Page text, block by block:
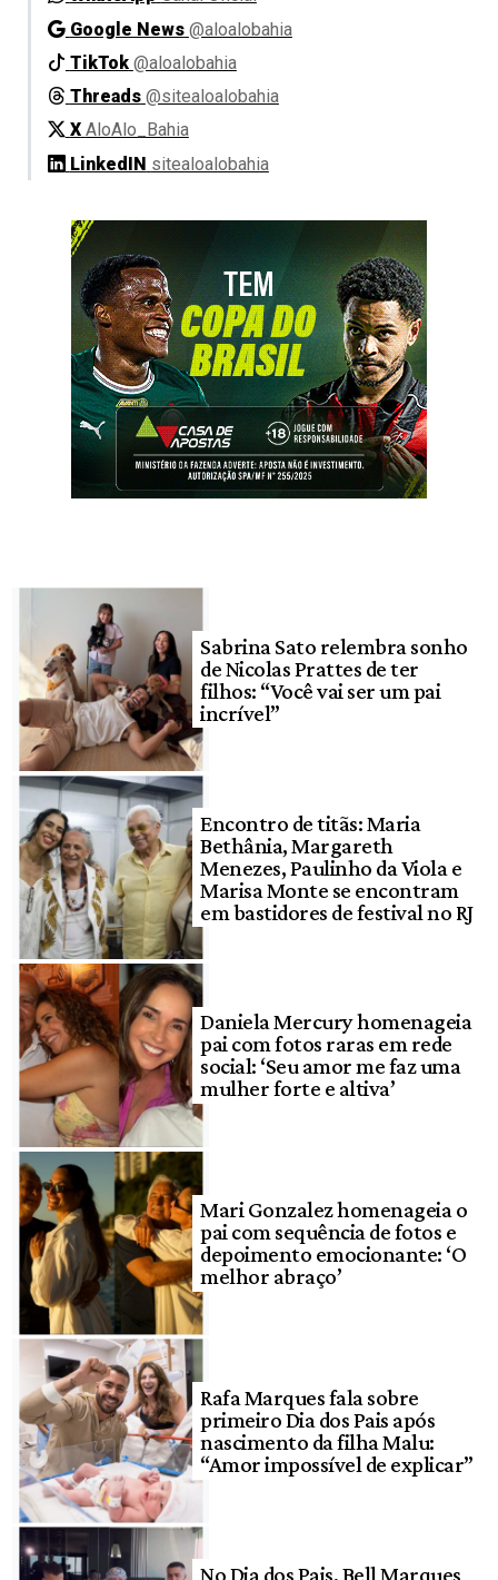
Google News @aloalobahia
TikTok @aloalobahia
Threads @sitealoalobahia
X AloAlo_Bahia
LinkedIN sitealoalobahia
Sabrina Sato relembra sonho
de Nicolas Prattes de ter
filhos: “Você vai ser um pai
incrível”
Encontro de titãs: Maria
Bethânia, Margareth
Menezes, Paulinho da Viola e
Marisa Monte se encontram
em bastidores de festival no RJ
Daniela Mercury homenageia
pai com fotos raras em rede
social: ‘Seu amor me faz uma
mulher forte e altiva’
Mari Gonzalez homenageia o
pai com sequência de fotos e
depoimento emocionante: ‘O
melhor abraço’
Rafa Marques fala sobre
primeiro Dia dos Pais após
nascimento da filha Malu:
“Amor impossível de explicar”
No Dia dos Pais, Bell Marques